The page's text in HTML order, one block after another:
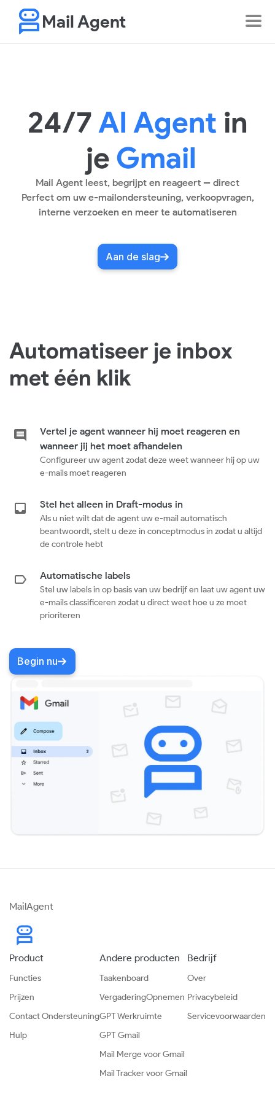
Mail Agent
24/7AI Agent in
je Gmail
Mail Agent leest, begrijpt en reageert -- direct
Perfect om uw e-mailondersteuning, verkoopvragen,
interne verzoeken en meer te automatiseren
Aan de slag
Automatiseer je inbox
met één klik
Vertel je agent wanneer hij moet reageren en
wanneer jij het moet afhandelen
Configureer uw agent zodat deze weet wanneer hij op uw
e-mails moet reageren
Stel het alleen in Draft-modus in
Als u niet wilt dat de agent uw e-mail automatisch
beantwoordt, stelt u deze in conceptmodus in zodat u altijd
de controle hebt
Automatische labels
Stel uw labels in op basis van uw bedrijf en laat uw agent uw
e-mails classificeren zodat u direct weet hoe u ze moet
prioriteren
Begin nu
MailAgent
Product
Functies
Prijzen
Contact Ondersteuning
Hulp
Andere producten
Taakenboard
VergaderingOpnemen
GPT Werkruimte
GPT Gmail
Mail Merge voor Gmail
Mail Tracker voor Gmail
Bedrijf
Over
Privacybeleid
Servicevoorwaarden